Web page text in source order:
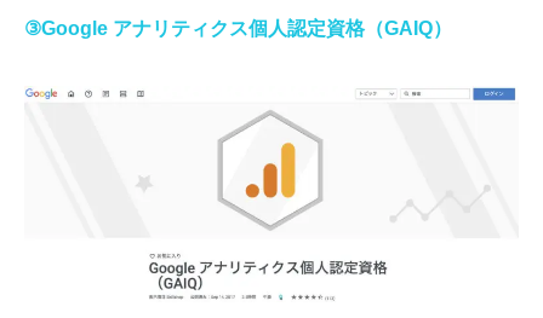
③Google アナリティクス個人認定資格（GAIQ）